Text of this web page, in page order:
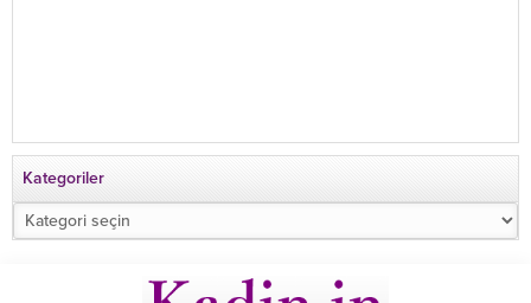
Kategoriler
Kategoriler